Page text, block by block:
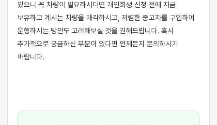
있으니 꼭 차량이 필요하시다면 개인회생 신청 전에 지금
보유하고 계시는 차량을 매각하시고, 저렴한 중고차를 구입하여
운행하시는 방안도 고려해보실 것을 권해드립니다. 혹시
추가적으로 궁금하신 부분이 있다면 언제든지 문의하시기
바랍니다.